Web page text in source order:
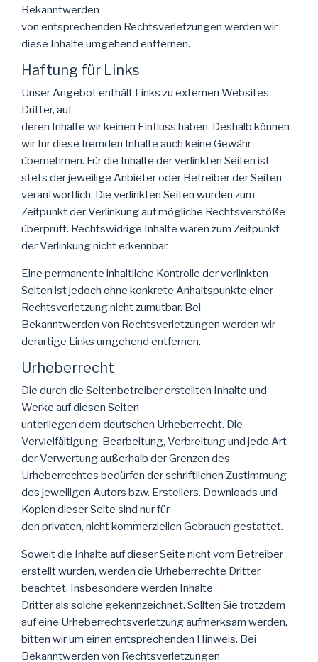
Bekanntwerden
von entsprechenden Rechtsverletzungen werden wir
diese Inhalte umgehend entfernen.
Haftung für Links
Unser Angebot enthält Links zu externen Websites
Dritter, auf
deren Inhalte wir keinen Einfluss haben. Deshalb können
wir für diese fremden Inhalte auch keine Gewähr
übernehmen. Für die Inhalte der verlinkten Seiten ist
stets der jeweilige Anbieter oder Betreiber der Seiten
verantwortlich. Die verlinkten Seiten wurden zum
Zeitpunkt der Verlinkung auf mögliche Rechtsverstöße
überprüft. Rechtswidrige Inhalte waren zum Zeitpunkt
der Verlinkung nicht erkennbar.
Eine permanente inhaltliche Kontrolle der verlinkten
Seiten ist jedoch ohne konkrete Anhaltspunkte einer
Rechtsverletzung nicht zumutbar. Bei
Bekanntwerden von Rechtsverletzungen werden wir
derartige Links umgehend entfernen.
Urheberrecht
Die durch die Seitenbetreiber erstellten Inhalte und
Werke auf diesen Seiten
unterliegen dem deutschen Urheberrecht. Die
Vervielfältigung, Bearbeitung, Verbreitung und jede Art
der Verwertung außerhalb der Grenzen des
Urheberrechtes bedürfen der schriftlichen Zustimmung
des jeweiligen Autors bzw. Erstellers. Downloads und
Kopien dieser Seite sind nur für
den privaten, nicht kommerziellen Gebrauch gestattet.
Soweit die Inhalte auf dieser Seite nicht vom Betreiber
erstellt wurden, werden die Urheberrechte Dritter
beachtet. Insbesondere werden Inhalte
Dritter als solche gekennzeichnet. Sollten Sie trotzdem
auf eine Urheberrechtsverletzung aufmerksam werden,
bitten wir um einen entsprechenden Hinweis. Bei
Bekanntwerden von Rechtsverletzungen